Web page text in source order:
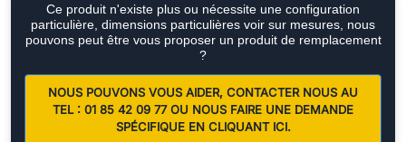
Ce produit n'existe plus ou nécessite une configuration
particulière, dimensions particulières voir sur mesures, nous
pouvons peut être vous proposer un produit de remplacement
?
NOUS POUVONS VOUS AIDER, CONTACTER NOUS AU
TEL : 01 85 42 09 77 OU NOUS FAIRE UNE DEMANDE
SPÉCIFIQUE EN CLIQUANT ICI.